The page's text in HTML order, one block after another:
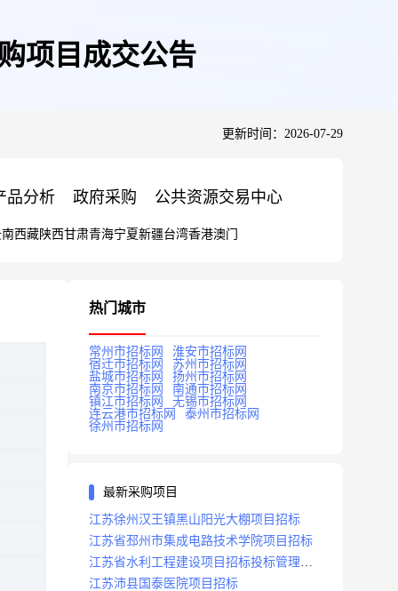
项目成交公告
更新时间：2026-07-29
品分析 政府采购 公共资源交易中心
西藏陕西甘肃青海宁夏新疆台湾香港澳门
热门城市
常州市招标网
淮安市招标网
宿迁市招标网
苏州市招标网
盐城市招标网
扬州市招标网
南京市招标网
南通市招标网
镇江市招标网
无锡市招标网
连云港市招标网
泰州市招标网
徐州市招标网
最新采购项目
江苏徐州汉王镇黑山阳光大棚项目招标
江苏省邳州市集成电路技术学院项目招标
江苏省水利工程建设项目招标投标管理办
法
江苏沛县国泰医院项目招标